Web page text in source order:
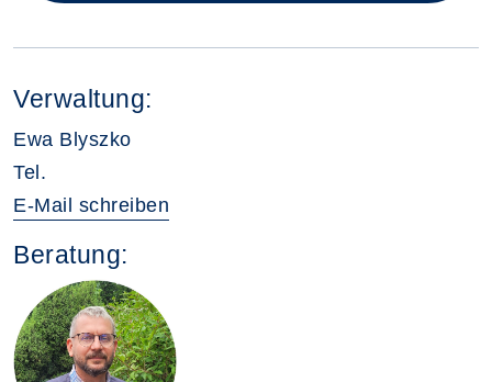
Verwaltung:
Ewa Blyszko
Tel.
E-Mail schreiben
Beratung: